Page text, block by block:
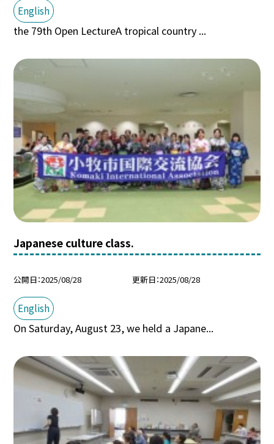
English
the 79th Open LectureA tropical country ...
Japanese culture class.
公開日 2025/08/28 更新日 2025/08/28
English
On Saturday, August 23, we held a Japane...